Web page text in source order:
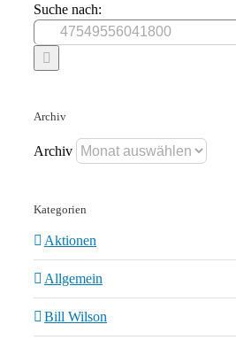
Suche nach:
Archiv
Archiv
Kategorien
Aktionen
Allgemein
Bill Wilson